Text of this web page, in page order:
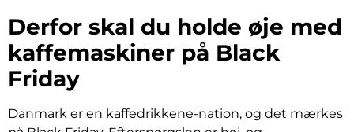
Derfor skal du holde øje med
kaffemaskiner på Black
Friday
Danmark er en kaffedrikkene-nation, og det mærkes